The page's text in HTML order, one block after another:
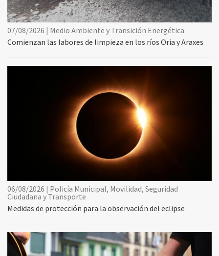
07/08/2026 | Medio Ambiente y Transición Energética
Comienzan las labores de limpieza en los ríos Oria y Araxes
06/08/2026 | Policía Municipal, Movilidad, Seguridad
Ciudadana y Transporte
Medidas de protección para la observación del eclipse